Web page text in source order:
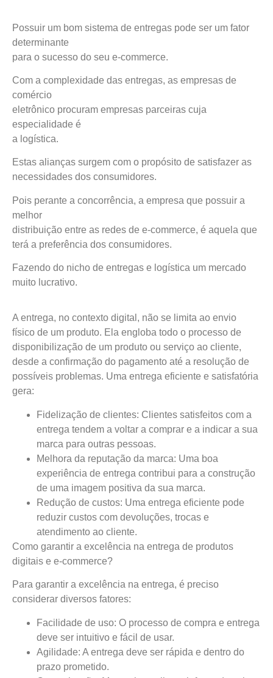
Possuir um bom sistema de entregas pode ser um fator
determinante
para o sucesso do seu e-commerce.
Com a complexidade das entregas, as empresas de
comércio
eletrônico procuram empresas parceiras cuja
especialidade é
a logística.
Estas alianças surgem com o propósito de satisfazer as
necessidades dos consumidores.
Pois perante a concorrência, a empresa que possuir a
melhor
distribuição entre as redes de e-commerce, é aquela que
terá a preferência dos consumidores.
Fazendo do nicho de entregas e logística um mercado
muito lucrativo.
A entrega, no contexto digital, não se limita ao envio
físico de um produto. Ela engloba todo o processo de
disponibilização de um produto ou serviço ao cliente,
desde a confirmação do pagamento até a resolução de
possíveis problemas. Uma entrega eficiente e satisfatória
gera:
Fidelização de clientes: Clientes satisfeitos com a
entrega tendem a voltar a comprar e a indicar a sua
marca para outras pessoas.
Melhora da reputação da marca: Uma boa
experiência de entrega contribui para a construção
de uma imagem positiva da sua marca.
Redução de custos: Uma entrega eficiente pode
reduzir custos com devoluções, trocas e
atendimento ao cliente.
Como garantir a excelência na entrega de produtos
digitais e e-commerce?
Para garantir a excelência na entrega, é preciso
considerar diversos fatores:
Facilidade de uso: O processo de compra e entrega
deve ser intuitivo e fácil de usar.
Agilidade: A entrega deve ser rápida e dentro do
prazo prometido.